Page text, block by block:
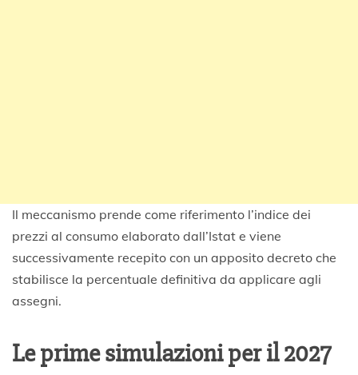
Il meccanismo prende come riferimento l’indice dei
prezzi al consumo elaborato dall’Istat e viene
successivamente recepito con un apposito decreto che
stabilisce la percentuale definitiva da applicare agli
assegni.
Le prime simulazioni per il 2027